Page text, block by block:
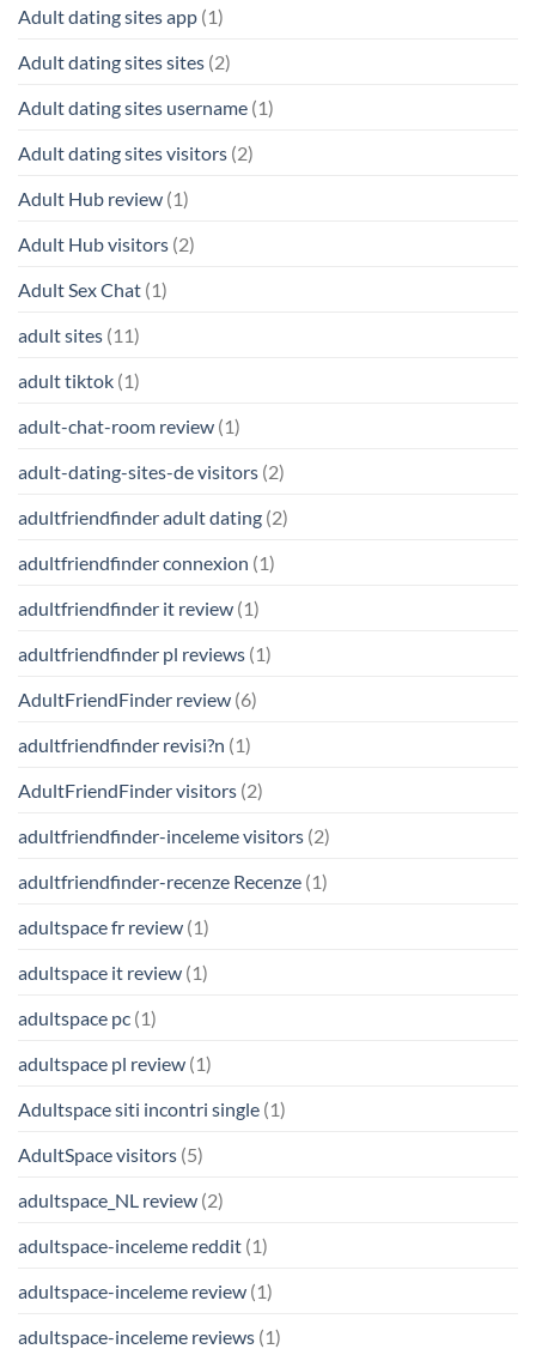
Adult dating sites app (1)
Adult dating sites sites (2)
Adult dating sites username (1)
Adult dating sites visitors (2)
Adult Hub review (1)
Adult Hub visitors (2)
Adult Sex Chat (1)
adult sites (11)
adult tiktok (1)
adult-chat-room review (1)
adult-dating-sites-de visitors (2)
adultfriendfinder adult dating (2)
adultfriendfinder connexion (1)
adultfriendfinder it review (1)
adultfriendfinder pl reviews (1)
AdultFriendFinder review (6)
adultfriendfinder revisi?n (1)
AdultFriendFinder visitors (2)
adultfriendfinder-inceleme visitors (2)
adultfriendfinder-recenze Recenze (1)
adultspace fr review (1)
adultspace it review (1)
adultspace pc (1)
adultspace pl review (1)
Adultspace siti incontri single (1)
AdultSpace visitors (5)
adultspace_NL review (2)
adultspace-inceleme reddit (1)
adultspace-inceleme review (1)
adultspace-inceleme reviews (1)